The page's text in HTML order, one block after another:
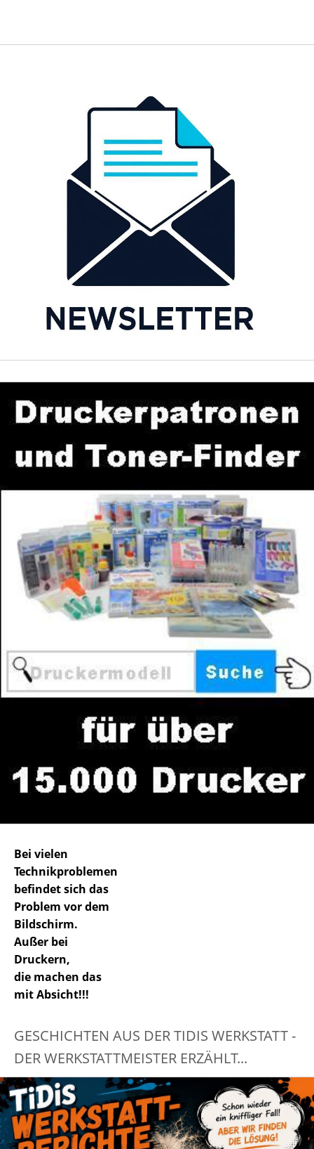
Bei vielen
Technikproblemen
befindet sich das
Problem vor dem
Bildschirm.
Außer bei
Druckern,
die machen das
mit Absicht!!!
GESCHICHTEN AUS DER TIDIS WERKSTATT -
DER WERKSTATTMEISTER ERZÄHLT...